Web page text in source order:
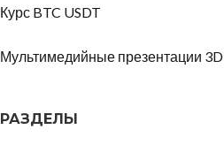
Курс BTC USDT
Мультимедийные презентации 3D
РАЗДЕЛЫ